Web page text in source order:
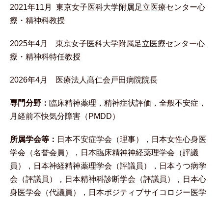
2021年11月 東京女子医科大学附属足立医療センター心
療・精神科教授
2025年4月 東京女子医科大学附属足立医療センター心
療・精神科特任教授
2026年4月 医療法人髙仁会戸田病院院長
専門分野： 臨床精神薬理，精神症状評価，全般不安症，
月経前不快気分障害（PMDD）
所属学会等： 日本不安症学会（理事），日本女性心身医
学会（名誉会員），日本臨床精神神経薬理学会（評議
員），日本神経精神薬理学会（評議員），日本うつ病学
会（評議員），日本精神科診断学会（評議員），日本心
身医学会（代議員），日本ポジティブサイコロジー医学